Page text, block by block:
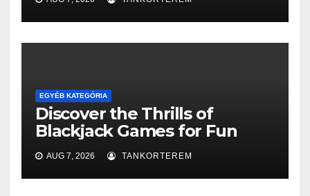
EGYÉB KATEGÓRIA
Discover the Thrills of
Blackjack Games for Fun
AUG 7, 2026 TANKORTEREM